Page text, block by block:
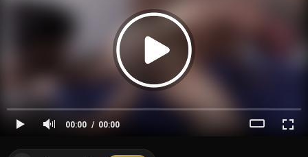
00:00 00:00